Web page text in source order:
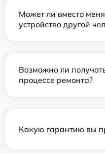
Может ли вместо
устройство другой
Возможно ли
процессе ремонта?
Какую гарантию вы